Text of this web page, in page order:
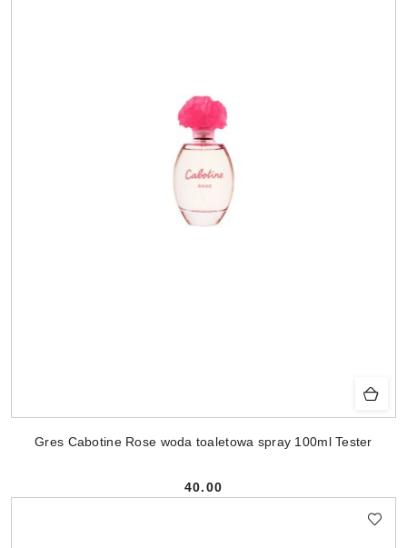
Gres Cabotine Rose woda toaletowa spray 100ml Tester
Cena:
40.00